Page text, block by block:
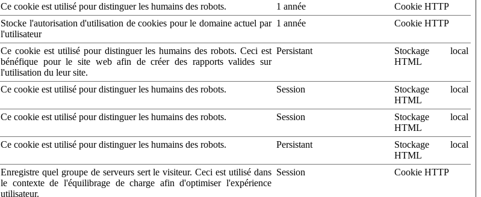
Ce cookie est utilisé pour distinguer les humains des robots. 1 année
Cookie HTTP
Stocke l'autorisation d'utilisation de cookies pour le domaine actuel par
l'utilisateur
1 année Cookie HTTP
Ce cookie est utilisé pour distinguer les humains des robots. Ceci est
bénéfique pour le site web afin de créer des rapports valides sur
l'utilisation du leur site.
Persistant
Stockage local
HTML
Ce cookie est utilisé pour distinguer les humains des robots. Session
Stockage local
HTML
Ce cookie est utilisé pour distinguer les humains des robots. Session
Stockage local
HTML
Ce cookie est utilisé pour distinguer les humains des robots. Persistant
Stockage local
HTML
Enregistre quel groupe de serveurs sert le visiteur. Ceci est utilisé dans
le contexte de l'équilibrage de charge afin d'optimiser l'expérience
utilisateur.
Session Cookie HTTP